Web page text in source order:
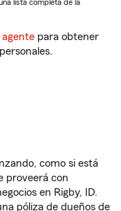
lista completa de la
para obtener
como si está
proveerá con
en Rigby, ID.
póliza de dueños de